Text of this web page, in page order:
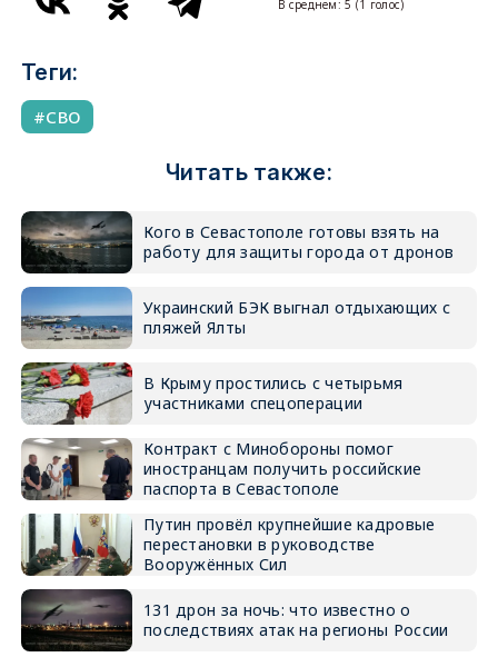
В среднем:5 (1 голос)
Теги:
СВО
Читать также:
Кого в Севастополе готовы взять на
работу для защиты города от дронов
Украинский БЭК выгнал отдыхающих с
пляжей Ялты
В Крыму простились с четырьмя
участниками спецоперации
Контракт с Минобороны помог
иностранцам получить российские
паспорта в Севастополе
Путин провёл крупнейшие кадровые
перестановки в руководстве
Вооружённых Сил
131 дрон за ночь: что известно о
последствиях атак на регионы России